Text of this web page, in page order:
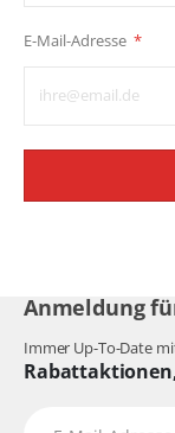
E-Mail-Adresse
Anmeldung
Immer Up-To-Date